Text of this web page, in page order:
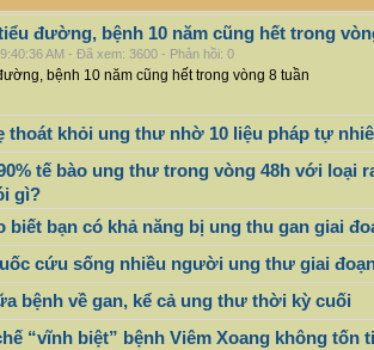
đường, bệnh 10 năm cũng hết trong
AM - Đã xem: 3600 - Phản hồi: 0
bệnh 10 năm cũng hết trong vòng 8 tuần
thoát khỏi ung thư nhờ 10 liệu pháp tự
tế bào ung thư trong vòng 48h với loại
gì?
biết bạn có khả năng bị ung thu gan giai
cứu sống nhiều người ung thư giai
bệnh về gan, kể cả ung thư thời kỳ cuối
“vĩnh biệt” bệnh Viêm Xoang không tốn